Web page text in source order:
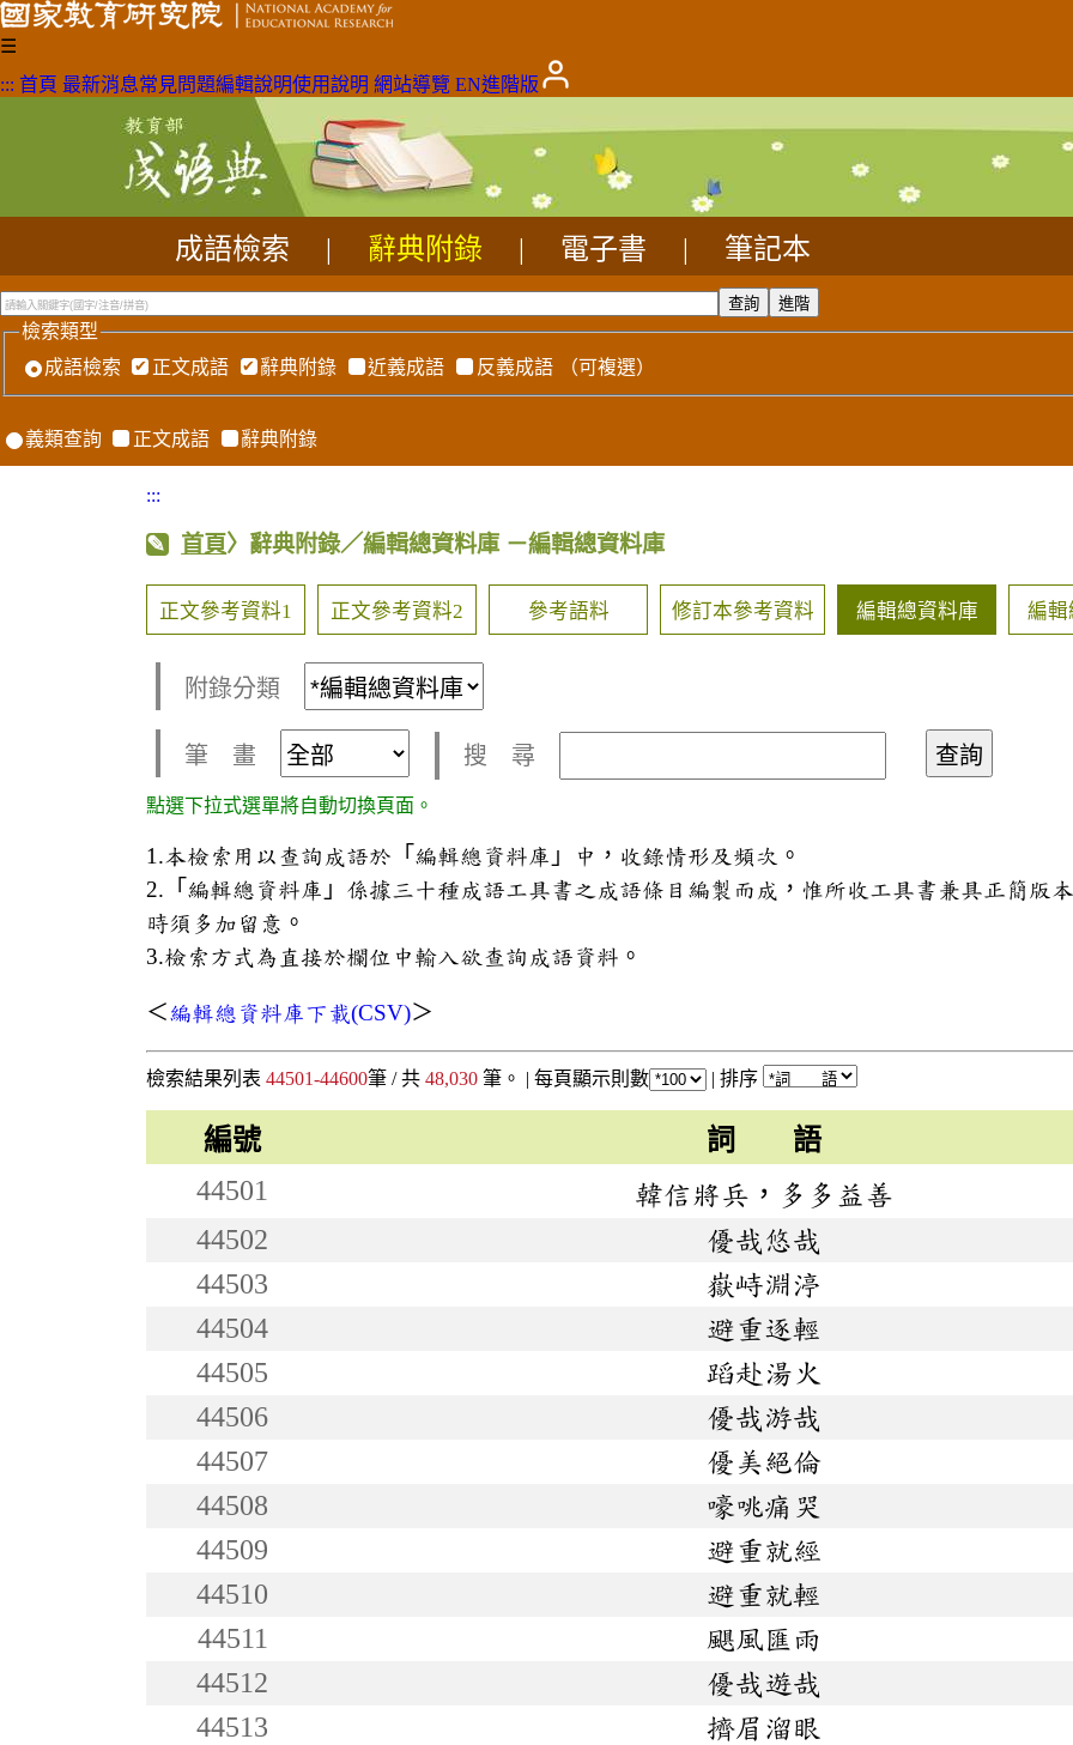
☰
::: 首頁 最新消息常見問題編輯說明使用說明 網站導覽 EN進階版
成語檢索 辭典附錄 電子書 筆記本
檢索類型
成語檢索
正文成語 辭典附錄 近義成語 反義成語 （可複選）
義類查詢 正文成語 辭典附錄
:::
首頁〉辭典附錄／編輯總資料庫 －編輯總資料庫
正文參考資料1 正文參考資料2 參考語料 修訂本參考資料 編輯總資料庫 編輯
附錄分類
筆 畫 搜 尋
點選下拉式選單將自動切換頁面。
1.本檢索用以查詢成語於「編輯總資料庫」中，收錄情形及頻次。
2.「編輯總資料庫」係據三十種成語工具書之成語條目編製而成，惟所收工具書兼具正簡版
時須多加留意。
3.檢索方式為直接於欄位中輸入欲查詢成語資料。
＜編輯總資料庫下載(CSV)＞
檢索結果列表 44501-44600筆 / 共 48,030 筆。 | 每頁顯示則數 | 排序
編號 詞 語
44501
韓信將兵，多多益善
44502
優哉悠哉
44503
嶽峙淵渟
44504
避重逐輕
44505
蹈赴湯火
44506
優哉游哉
44507
優美絕倫
44508
嚎咷痛哭
44509
避重就經
44510
避重就輕
44511
颶風匯雨
44512
優哉遊哉
44513
擠眉溜眼